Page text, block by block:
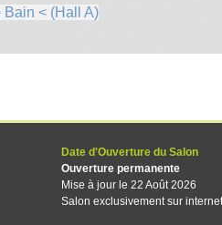
< (Hall A)
Date d'Ouverture du Salon
Ouverture permanente
Mise à jour le 22 Août 2026
Salon exclusivement sur internet